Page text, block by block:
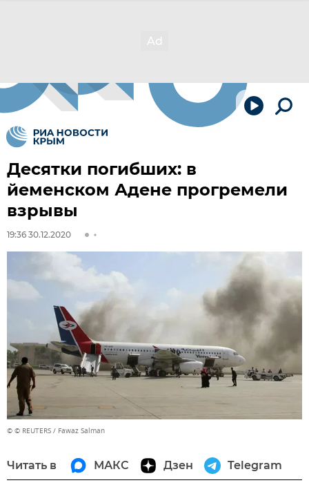
Десятки погибших: в
йеменском Адене прогремели
взрывы
19:36 30.12.2020
© © REUTERS / Fawaz Salman
Читать в МАКС Дзен Telegram